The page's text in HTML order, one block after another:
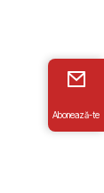
Abonează-te